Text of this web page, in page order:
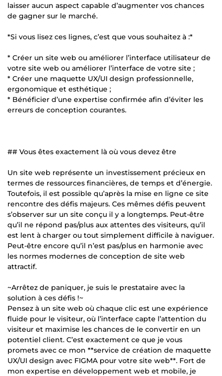
laisser aucun aspect capable d’augmenter vos chances
de gagner sur le marché.
*Si vous lisez ces lignes, c’est que vous souhaitez à :*
* Créer un site web ou améliorer l’interface utilisateur de
votre site web ou améliorer l’interface de votre site ;
* Créer une maquette UX/UI design professionnelle,
ergonomique et esthétique ;
* Bénéficier d’une expertise confirmée afin d’éviter les
erreurs de conception courantes.
## Vous êtes exactement là où vous devez être
Un site web représente un investissement précieux en
termes de ressources financières, de temps et d’énergie.
Toutefois, il est possible qu’après la mise en ligne ce site
rencontre des défis majeurs. Ces mêmes défis peuvent
s’observer sur un site conçu il y a longtemps. Peut-être
qu’il ne répond pas/plus aux attentes des visiteurs, qu’il
est lent à charger ou tout simplement difficile à naviguer.
Peut-être encore qu’il n’est pas/plus en harmonie avec
les normes modernes de conception de site web
attractif.
~Arrêtez de paniquer, je suis le prestataire avec la
solution à ces défis !~
Pensez à un site web où chaque clic est une expérience
fluide pour le visiteur, où l’interface capte l’attention du
visiteur et maximise les chances de le convertir en un
potentiel client. C’est exactement ce que je vous
promets avec ce mon **service de création de maquette
UX/UI design avec FIGMA pour votre site web**. Fort de
mon expertise en développement web et mobile, je